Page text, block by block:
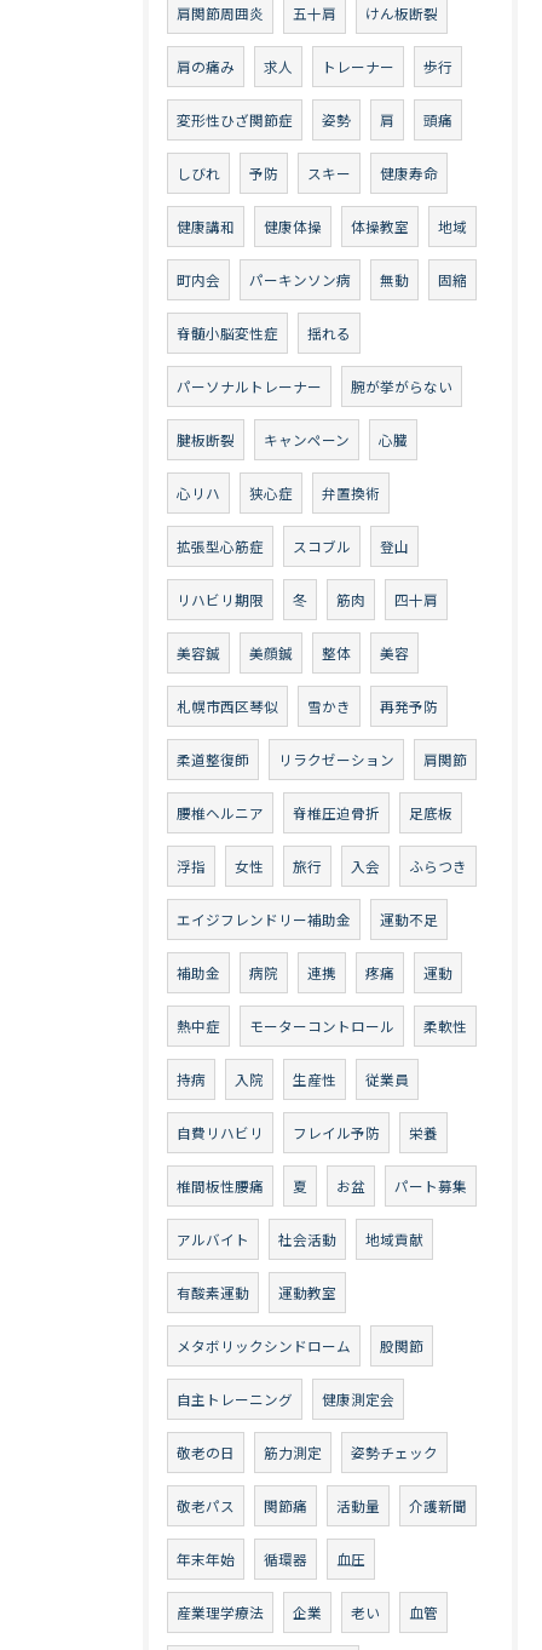
肩関節周囲炎 五十肩 けん板断裂
肩の痛み 求人 トレーナー 歩行
変形性ひざ関節症 姿勢 肩 頭痛
しびれ 予防 スキー 健康寿命
健康講和 健康体操 体操教室 地域
町内会 パーキンソン病 無動 固縮
脊髄小脳変性症 揺れる
パーソナルトレーナー 腕が挙がらない
腱板断裂 キャンペーン 心臓
心リハ 狭心症 弁置換術
拡張型心筋症 スコブル 登山
リハビリ期限 冬 筋肉 四十肩
美容鍼 美顔鍼 整体 美容
札幌市西区琴似 雪かき 再発予防
柔道整復師 リラクゼーション 肩関節
腰椎ヘルニア 脊椎圧迫骨折 足底板
浮指 女性 旅行 入会 ふらつき
エイジフレンドリー補助金 運動不足
補助金 病院 連携 疼痛 運動
熱中症 モーターコントロール 柔軟性
持病 入院 生産性 従業員
自費リハビリ フレイル予防 栄養
椎間板性腰痛 夏 お盆 パート募集
アルバイト 社会活動 地域貢献
有酸素運動 運動教室
メタボリックシンドローム 股関節
自主トレーニング 健康測定会
敬老の日 筋力測定 姿勢チェック
敬老パス 関節痛 活動量 介護新聞
年末年始 循環器 血圧
産業理学療法 企業 老い 血管